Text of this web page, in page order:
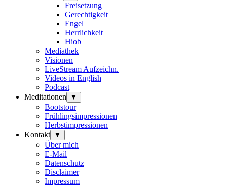
Freisetzung
Gerechtigkeit
Engel
Herrlichkeit
Hiob
Mediathek
Visionen
LiveStream Aufzeichn.
Videos in English
Podcast
Meditationen
▼
Bootstour
Frühlingsimpressionen
Herbstimpressionen
Kontakt
▼
Über mich
E-Mail
Datenschutz
Disclaimer
Impressum